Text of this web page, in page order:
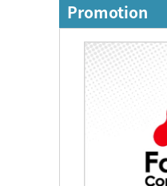
Promotion